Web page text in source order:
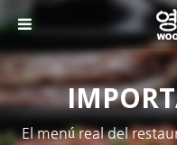
El menú real del